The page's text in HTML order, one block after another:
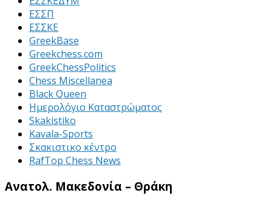
ΕΣΣΠ
ΕΣΣΚΕ
GreekBase
Greekchess.com
GreekChessPolitics
Chess Miscellanea
Black Queen
Ημερολόγιο Καταστρώματος
Skakistiko
Kavala-Sports
Σκακιστικο κέντρο
RafTop Chess News
Ανατολ. Μακεδονία – Θράκη